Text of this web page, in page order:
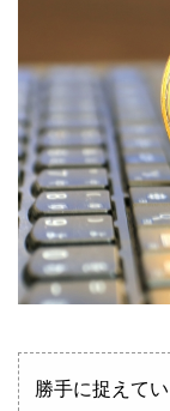
勝手に捉えて